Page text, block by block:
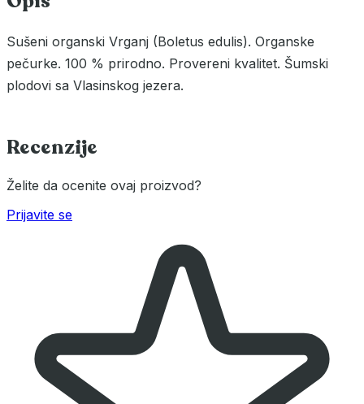
Sušeni organski Vrganj (Boletus edulis). Organske
pečurke. 100 % prirodno. Provereni kvalitet. Šumski
plodovi sa Vlasinskog jezera.
Recenzije
Želite da ocenite ovaj proizvod?
Prijavite se